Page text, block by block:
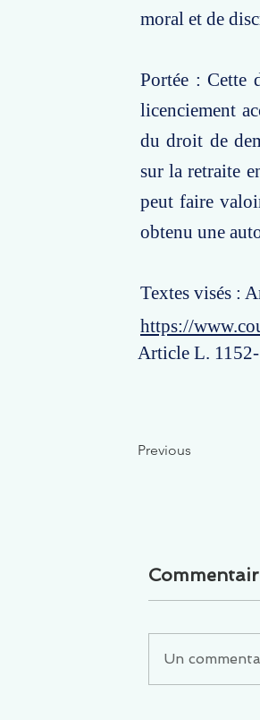
moral et de
Portée : Cette
licenciement
du droit de
sur la retraite
peut faire
obtenu une
Textes visés :
https://
Article L.
Previous
Un